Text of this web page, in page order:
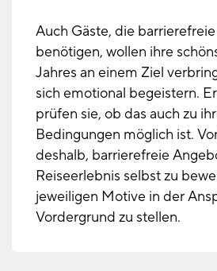
Auch Gäste, die
benötigen, wollen ihre
Jahres an einem Ziel
sich emotional begeistern.
prüfen sie, ob das auch zu
Bedingungen möglich ist.
deshalb, barrierefreie
Reiseerlebnis selbst zu
jeweiligen Motive in der
Vordergrund zu stellen.